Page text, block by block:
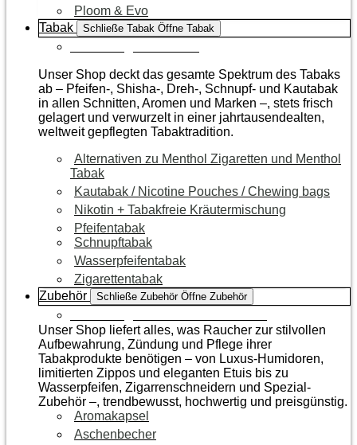
Ploom & Evo
Tabak
Schließe Tabak Öffne Tabak
Unser Shop deckt das gesamte Spektrum des Tabaks
ab – Pfeifen-, Shisha-, Dreh-, Schnupf- und Kautabak
in allen Schnitten, Aromen und Marken –, stets frisch
gelagert und verwurzelt in einer jahrtausendealten,
weltweit gepflegten Tabaktradition.
Alternativen zu Menthol Zigaretten und Menthol
Tabak
Kautabak / Nicotine Pouches / Chewing bags
Nikotin + Tabakfreie Kräutermischung
Pfeifentabak
Schnupftabak
Wasserpfeifentabak
Zigarettentabak
Zubehör
Schließe Zubehör Öffne Zubehör
Unser Shop liefert alles, was Raucher zur stilvollen
Aufbewahrung, Zündung und Pflege ihrer
Tabakprodukte benötigen – von Luxus-Humidoren,
limitierten Zippos und eleganten Etuis bis zu
Wasserpfeifen, Zigarrenschneidern und Spezial-
Zubehör –, trendbewusst, hochwertig und preisgünstig.
Aromakapsel
Aschenbecher